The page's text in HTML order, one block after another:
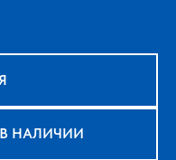
НАЛИЧИИ